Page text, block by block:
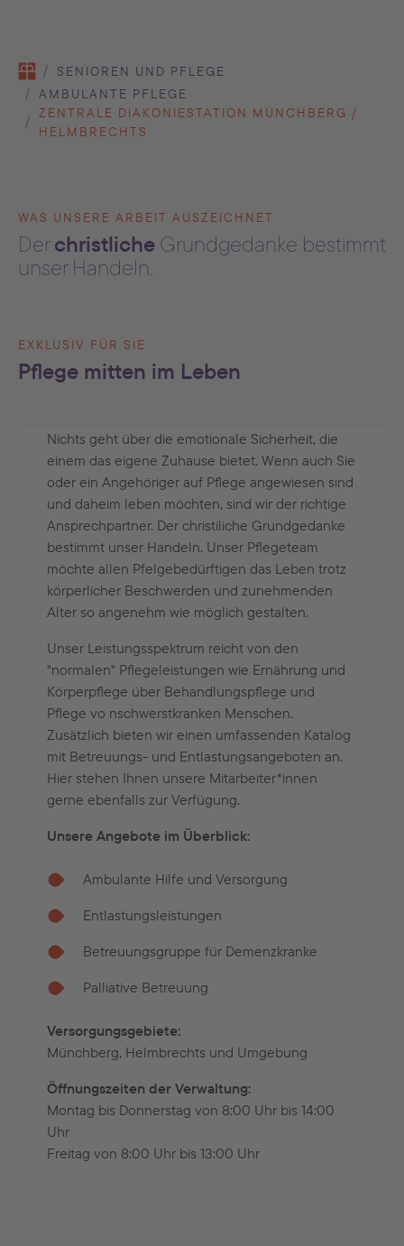
SENIOREN UND PFLEGE
AMBULANTE PFLEGE
ZENTRALE DIAKONIESTATION MÜNCHBERG /
HELMBRECHTS
WAS UNSERE ARBEIT AUSZEICHNET
DerchristlicheGrundgedanke bestimmt
unser Handeln.
EXKLUSIV FÜR SIE
Pflege mitten im Leben
Nichts geht über die emotionale Sicherheit, die
einem das eigene Zuhause bietet. Wenn auch Sie
oder ein Angehöriger auf Pflege angewiesen sind
und daheim leben möchten, sind wir der richtige
Ansprechpartner. Der christiliche Grundgedanke
bestimmt unser Handeln. Unser Pflegeteam
möchte allen Pfelgebedürftigen das Leben trotz
körperlicher Beschwerden und zunehmenden
Alter so angenehm wie möglich gestalten.
Unser Leistungsspektrum reicht von den
"normalen" Pflegeleistungen wie Ernährung und
Körperpflege über Behandlungspflege und
Pflege vo nschwerstkranken Menschen.
Zusätzlich bieten wir einen umfassenden Katalog
mit Betreuungs- und Entlastungsangeboten an.
Hier stehen Ihnen unsere Mitarbeiter*innen
gerne ebenfalls zur Verfügung.
Unsere Angebote im Überblick:
Ambulante Hilfe und Versorgung
Entlastungsleistungen
Betreuungsgruppe für Demenzkranke
Palliative Betreuung
Versorgungsgebiete:
Münchberg, Helmbrechts und Umgebung
Öffnungszeiten der Verwaltung:
Montag bis Donnerstag von 8:00 Uhr bis 14:00
Uhr
Freitag von 8:00 Uhr bis 13:00 Uhr